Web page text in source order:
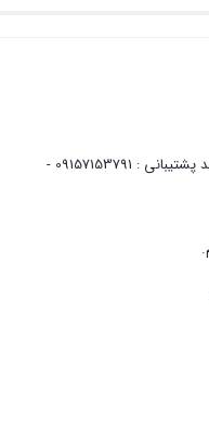
واحد پشتیبانی مشتریان : 05135092741 - واحد پشتیبانی : 09157153791 -